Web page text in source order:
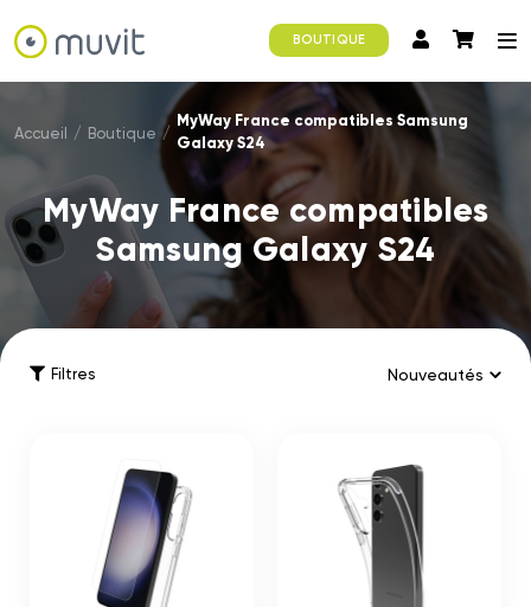
BOUTIQUE
Accueil / Boutique /
MyWay France compatibles Samsung
Galaxy S24
MyWay France compatibles
Samsung Galaxy S24
Filtres